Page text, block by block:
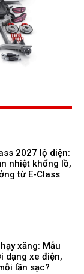
2027 lộ diện:
nhiệt khổng lồ,
từ E-Class
xăng: Mẫu
dạng xe điện,
lần sạc?